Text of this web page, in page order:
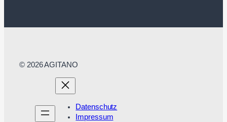
© 2026 AGITANO
Datenschutz
Impressum